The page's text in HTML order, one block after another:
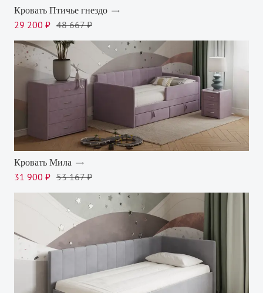
Кровать Птичье гнездо
29 200 ₽ 48 667 ₽
Кровать Мила
31 900 ₽ 53 167 ₽